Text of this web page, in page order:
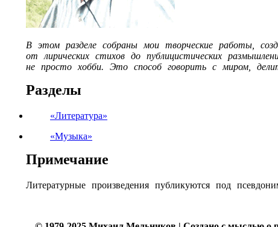
В этом разделе собраны мои творческие работы,
от лирических стихов до публицистических
не просто хобби. Это способ говорить с миром,
Разделы
«Литература»
«Музыка»
Примечание
Литературные произведения публикуются под